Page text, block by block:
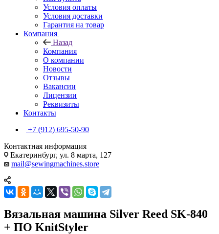
Условия оплаты
Условия доставки
Гарантия на товар
Компания
Назад
Компания
О компании
Новости
Отзывы
Вакансии
Лицензии
Реквизиты
Контакты
+7 (912) 695-50-90
Контактная информация
Екатеринбург, ул. 8 марта, 127
mail@sewingmachines.store
Вязальная машина Silver Reed SK-840
+ ПО KnitStyler